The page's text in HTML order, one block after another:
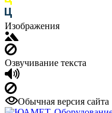
Изображения
Озвучивание текста
Обычная версия сайта